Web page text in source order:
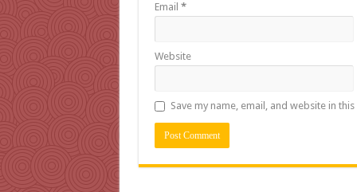
Email *
Website
Save my name, email, and website in